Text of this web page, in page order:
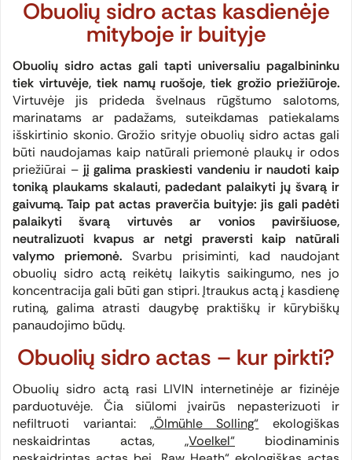
Obuolių sidro actas kasdienėje
mityboje ir buityje
Obuolių sidro actas gali tapti universaliu pagalbininku
tiek virtuvėje, tiek namų ruošoje, tiek grožio priežiūroje.
Virtuvėje jis prideda švelnaus rūgštumo salotoms,
marinatams ar padažams, suteikdamas patiekalams
išskirtinio skonio. Grožio srityje obuolių sidro actas gali
būti naudojamas kaip natūrali priemonė plaukų ir odos
priežiūrai – jį galima praskiesti vandeniu ir naudoti kaip
toniką plaukams skalauti, padedant palaikyti jų švarą ir
gaivumą. Taip pat actas praverčia buityje: jis gali padėti
palaikyti švarą virtuvės ar vonios paviršiuose,
neutralizuoti kvapus ar netgi praversti kaip natūrali
valymo priemonė. Svarbu prisiminti, kad naudojant
obuolių sidro actą reikėtų laikytis saikingumo, nes jo
koncentracija gali būti gan stipri. Įtraukus actą į kasdienę
rutiną, galima atrasti daugybę praktiškų ir kūrybiškų
panaudojimo būdų.
Obuolių sidro actas – kur pirkti?
Obuolių sidro actą rasi LIVIN internetinėje ar fizinėje
parduotuvėje. Čia siūlomi įvairūs nepasterizuoti ir
nefiltruoti variantai: „Ölmühle Solling“ ekologiškas
neskaidrintas actas, „Voelkel“ biodinaminis